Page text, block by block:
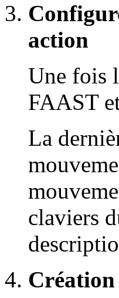
action
Une fois
FAAST
La
claviers
Création